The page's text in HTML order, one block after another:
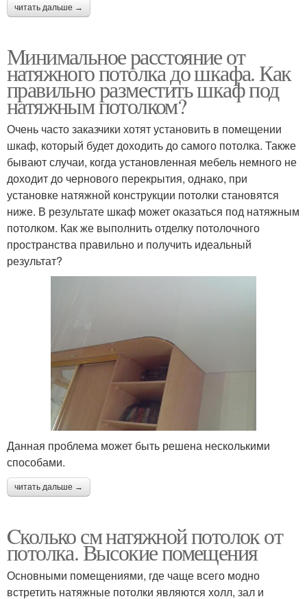
читать дальше →
Минимальное расстояние от
натяжного потолка до шкафа. Как
правильно разместить шкаф под
натяжным потолком?
Очень часто заказчики хотят установить в помещении
шкаф, который будет доходить до самого потолка. Также
бывают случаи, когда установленная мебель немного не
доходит до чернового перекрытия, однако, при
установке натяжной конструкции потолки становятся
ниже. В результате шкаф может оказаться под натяжным
потолком. Как же выполнить отделку потолочного
пространства правильно и получить идеальный
результат?
Данная проблема может быть решена несколькими
способами.
читать дальше →
Cколько см натяжной потолок от
потолка. Высокие помещения
Основными помещениями, где чаще всего модно
встретить натяжные потолки являются холл, зал и